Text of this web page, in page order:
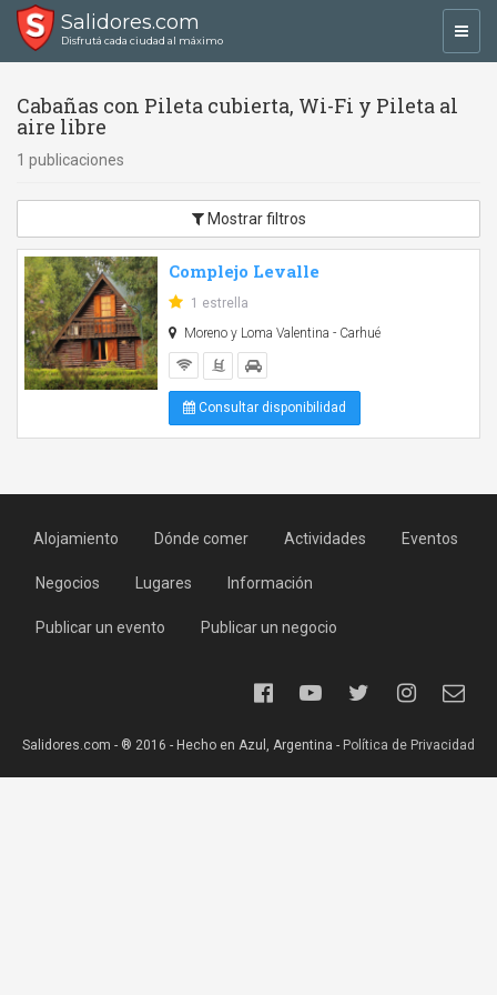
Salidores.com
Disfrutá cada ciudad al máximo
Cabañas con Pileta cubierta, Wi-Fi y Pileta al
aire libre
1 publicaciones
Mostrar filtros
Complejo Levalle
1 estrella
Moreno y Loma Valentina - Carhué
Consultar disponibilidad
Alojamiento Dónde comer Actividades Eventos
Negocios Lugares Información
Publicar un evento Publicar un negocio
Salidores.com - ® 2016 - Hecho en Azul, Argentina - Política de Privacidad